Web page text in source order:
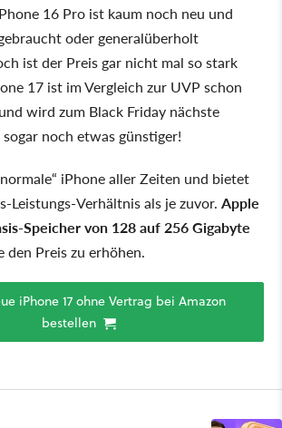
16 Pro ist kaum noch neu und
oder generalüberholt
ist der Preis gar nicht mal so stark
17 ist im Vergleich zur UVP schon
wird zum Black Friday nächste
noch etwas günstiger!
iPhone aller Zeiten und bietet
Leistungs-Verhältnis als je zuvor. Apple
Speicher von 128 auf 256 Gigabyte
den Preis zu erhöhen.
iPhone 17 ohne Vertrag bei Amazon
bestellen